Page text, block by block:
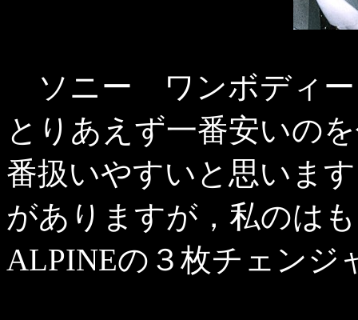
ソニー ワンボディー
とりあえず一番安いの
番扱いやすいと思いま
がありますが，私のは
ALPINEの３枚チェンジ